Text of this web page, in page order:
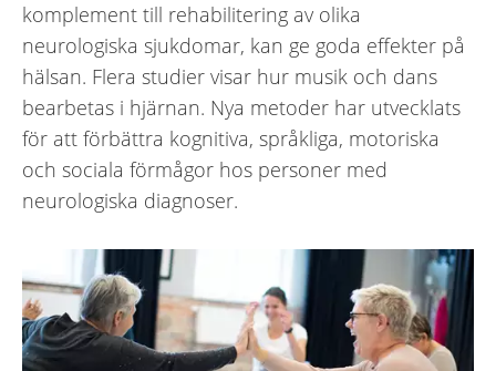
komplement till rehabilitering av olika
neurologiska sjukdomar, kan ge goda effekter på
hälsan. Flera studier visar hur musik och dans
bearbetas i hjärnan. Nya metoder har utvecklats
för att förbättra kognitiva, språkliga, motoriska
och sociala förmågor hos personer med
neurologiska diagnoser.